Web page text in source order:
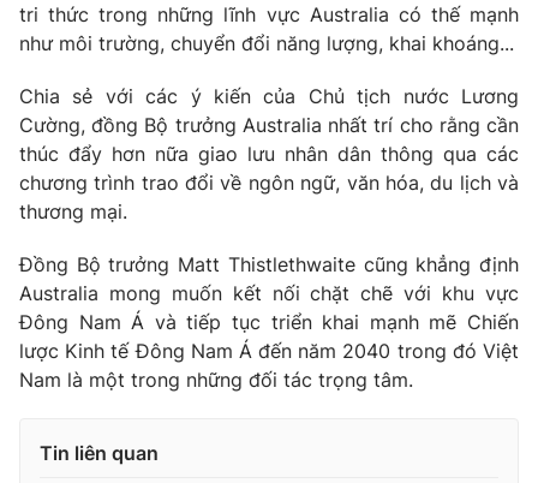
tri thức trong những lĩnh vực Australia có thế mạnh
như môi trường, chuyển đổi năng lượng, khai khoáng...
Chia sẻ với các ý kiến của Chủ tịch nước Lương
Cường, đồng Bộ trưởng Australia nhất trí cho rằng cần
thúc đẩy hơn nữa giao lưu nhân dân thông qua các
chương trình trao đổi về ngôn ngữ, văn hóa, du lịch và
thương mại.
Đồng Bộ trưởng Matt Thistlethwaite cũng khẳng định
Australia mong muốn kết nối chặt chẽ với khu vực
Đông Nam Á và tiếp tục triển khai mạnh mẽ Chiến
lược Kinh tế Đông Nam Á đến năm 2040 trong đó Việt
Nam là một trong những đối tác trọng tâm.
Tin liên quan